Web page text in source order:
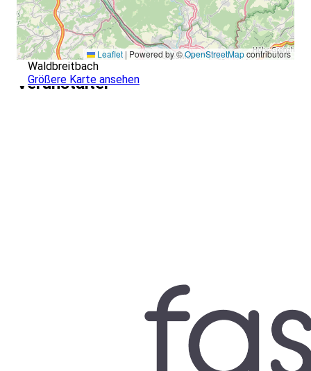
Leaflet | Powered by ©OpenStreetMapcontributors
Waldbreitbach
Größere Karte ansehen
Veranstalter